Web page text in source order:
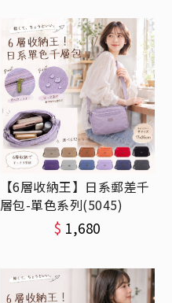
【6層收納王】日系郵差千
層包-單色系列(5045)
$ 1,680